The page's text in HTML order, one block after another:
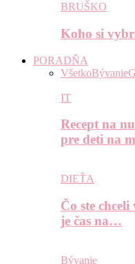
BRUŠKO
Koho si
PORADŇA
VšetkoBývanie
IT
Recept na
pre deti na
DIEŤA
Čo ste
je čas na…
Bývanie